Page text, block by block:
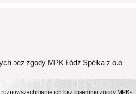
bez zgody MPK Łódź Spółka z o.o
ich bez pisemnej zgody MPK-